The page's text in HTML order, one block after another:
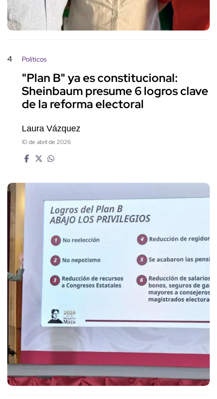
4 Políticos
"Plan B" ya es constitucional:
Sheinbaum presume 6 logros clave
de la reforma electoral
Laura Vázquez
10 de abril de 2026